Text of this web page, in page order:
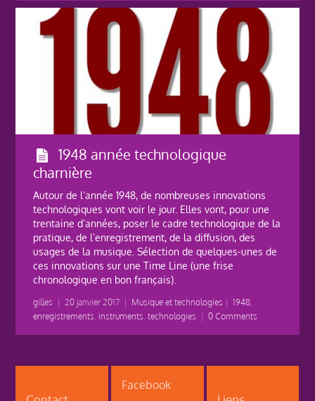
1948 année technologique
charnière
Autour de l’année 1948, de nombreuses innovations
technologiques vont voir le jour. Elles vont, pour une
trentaine d’années, poser le cadre technologique de la
pratique, de l’enregistrement, de la diffusion, des
usages de la musique. Sélection de quelques-unes de
ces innovations sur une Time Line (une frise
chronologique en bon français).
gilles | 20 janvier 2017 | Musique et technologies | 1948
enregistrements instruments technologies | 0 Comments
Facebook